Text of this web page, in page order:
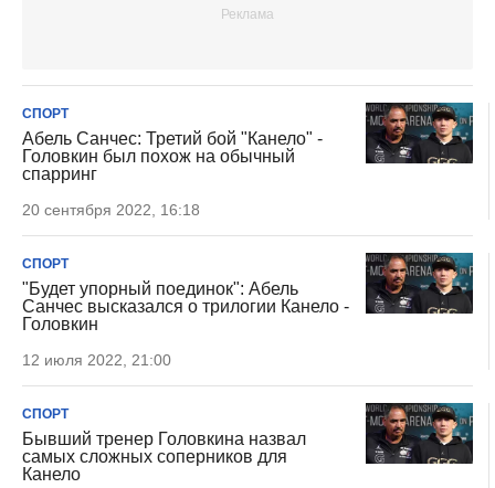
СПОРТ
Абель Санчес: Третий бой "Канело" -
Головкин был похож на обычный
спарринг
20 сентября 2022, 16:18
СПОРТ
"Будет упорный поединок": Абель
Санчес высказался о трилогии Канело -
Головкин
12 июля 2022, 21:00
СПОРТ
Бывший тренер Головкина назвал
самых сложных соперников для
Канело